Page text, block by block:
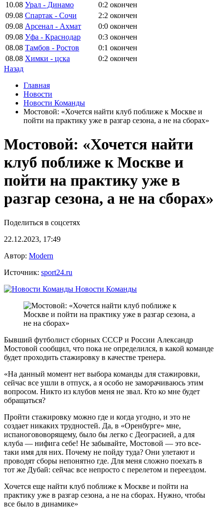
10.08 Урал - Динамо 0:2 окончен
09.08 Спартак - Сочи 2:2 окончен
09.08 Арсенал - Ахмат 0:0 окончен
09.08 Уфа - Краснодар 0:3 окончен
08.08 Тамбов - Ростов 0:1 окончен
08.08 Химки - цска 0:2 окончен
Назад
Главная
Новости
Новости Команды
Мостовой: «Хочется найти клуб поближе к Москве и
пойти на практику уже в разгар сезона, а не на сборах»
Мостовой: «Хочется найти
клуб поближе к Москве и
пойти на практику уже в
разгар сезона, а не на сборах»
Поделиться в соцсетях
22.12.2023, 17:49
Автор: Modern
Источник: sport24.ru
Новости Команды
Бывший футболист сборных СССР и России Александр
Мостовой сообщил, что пока не определился, в какой команде
будет проходить стажировку в качестве тренера.
«На данный момент нет выбора команды для стажировки,
сейчас все ушли в отпуск, а я особо не заморачиваюсь этим
вопросом. Никто из клубов меня не звал. Кто ко мне будет
обращаться?
Пройти стажировку можно где и когда угодно, и это не
создает никаких трудностей. Да, в «Оренбурге» мне,
испаногововорящему, было бы легко с Деограсией, а для
клуба — нифига себе! Не забывайте, Мостовой — это все-
таки имя для них. Почему не пойду туда? Они улетают и
проводят сборы непонятно где. Для меня сложно поехать в
тот же Дубай: сейчас все непросто с перелетом и переездом.
Хочется еще найти клуб поближе к Москве и пойти на
практику уже в разгар сезона, а не на сборах. Нужно, чтобы
все было в динамике»